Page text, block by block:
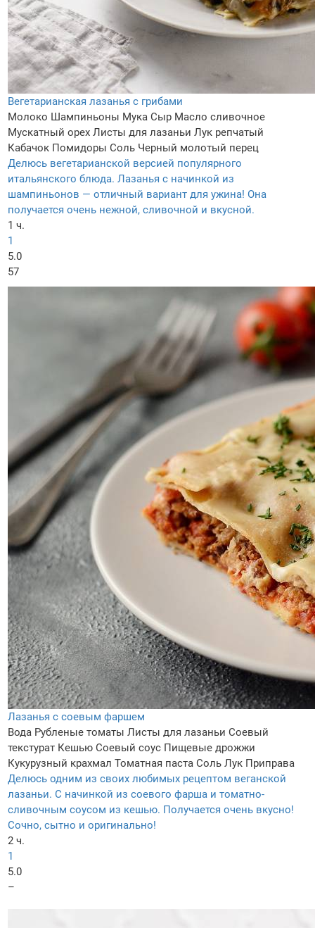
Вегетарианская лазанья с грибами
Молоко Шампиньоны Мука Сыр Масло сливочное
Мускатный орех Листы для лазаньи Лук репчатый
Кабачок Помидоры Соль Черный молотый перец
Делюсь вегетарианской версией популярного
итальянского блюда. Лазанья с начинкой из
шампиньонов — отличный вариант для ужина! Она
получается очень нежной, сливочной и вкусной.
1 ч.
1
5.0
57
Лазанья с соевым фаршем
Вода Рубленые томаты Листы для лазаньи Соевый
текстурат Кешью Соевый соус Пищевые дрожжи
Кукурузный крахмал Томатная паста Соль Лук Приправа
Делюсь одним из своих любимых рецептом веганской
лазаньи. С начинкой из соевого фарша и томатно-
сливочным соусом из кешью. Получается очень вкусно!
Сочно, сытно и оригинально!
2 ч.
1
5.0
–